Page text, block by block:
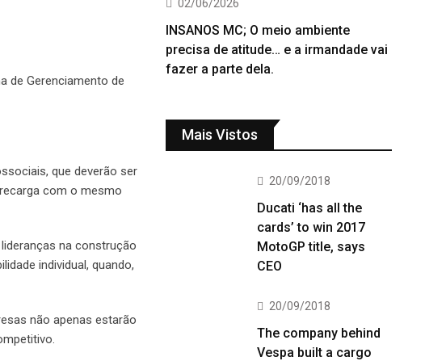
de Gerenciamento de
que deverão ser
com o mesmo
na construção
individual, quando,
não apenas estarão
02/06/2026
INSANOS MC; O meio ambiente
precisa de atitude… e a irmandade vai
fazer a parte dela.
Mais Vistos
20/09/2018
Ducati ‘has all the
cards’ to win 2017
MotoGP title, says
CEO
20/09/2018
The company behind
Vespa built a cargo